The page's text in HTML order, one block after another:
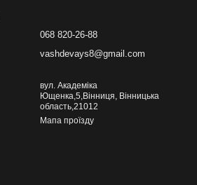
068 820-26-88
vashdevays8@gmail.com
вул. Академіка
Ющенка,5,Вінниця, Вінницька
область,21012
Мапа проїзду